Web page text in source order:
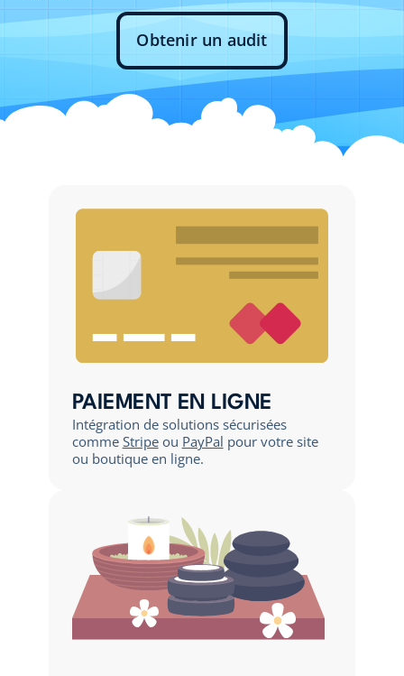
Obtenir un audit
PAIEMENT EN LIGNE
Intégration de solutions sécurisées
commeStripeou PayPal pour votre site
ou boutique en ligne.